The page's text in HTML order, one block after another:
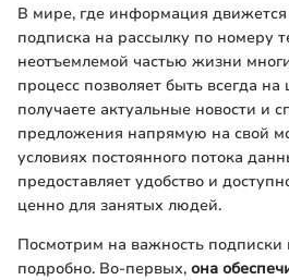
В мире, где информация движется
подписка на рассылку по номеру
неотъемлемой частью жизни
процесс позволяет быть всегда
получаете актуальные новости и
предложения напрямую на свой
условиях постоянного потока
предоставляет удобство и
ценно для занятых людей.
Посмотрим на важность подписки
подробно. Во-первых, она